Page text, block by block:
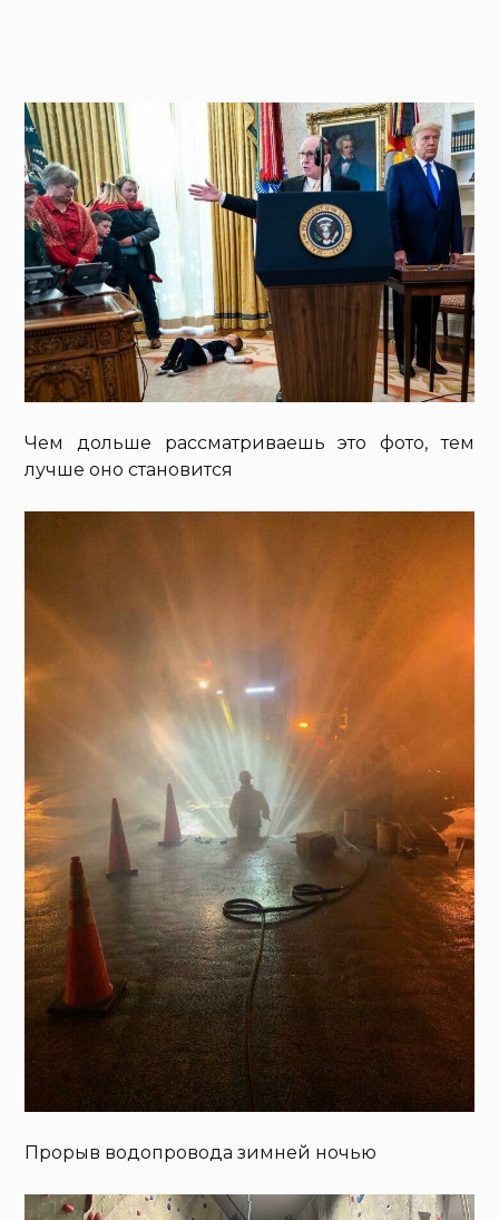
Чем дольше рассматриваешь это фото, тем
лучше оно становится
Прорыв водопровода зимней ночью